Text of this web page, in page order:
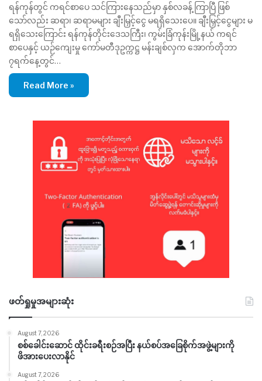
ရန်ကုန်တွင် ကရင်စာပေ သင်ကြားနေသည်မှာ နှစ်လခန့် ကြာပြီ ဖြစ်
သော်လည်း ဆရာ၊ ဆရာမများ ချီးမြှင့်ငွေ မရရှိသေးပေ။ ချီးမြှင့်ငွေများ မ
ရရှိသေးကြောင်း ရန်ကုန်တိုင်းဒေသကြီး၊ ကွမ်းခြံကုန်းမြို့နယ် ကရင်
စာပေနှင့် ယဉ်ကျေးမှု ကော်မတီဒုဥက္ကဋ္ဌ မန်းချစ်လှက အောက်တိုဘာ
၇ရက်နေ့တွင်…
Read More »
ဖတ်ရှုမှုအများဆုံး
August 7, 2026
စစ်ခေါင်းဆောင် ထိုင်းခရီးစဉ်အပြီး နယ်စပ်အခြေစိုက်အဖွဲ့များကို
ဖိအားပေးလာနိုင်
August 7, 2026